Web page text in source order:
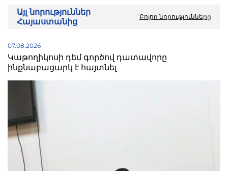
Այլ նորություններ
Հայաստանից
Բոլոր նորությունները
07.08.2026
Կաթողիկոսի դեմ գործով դատավորը
ինքնաբացարկ է հայտնել